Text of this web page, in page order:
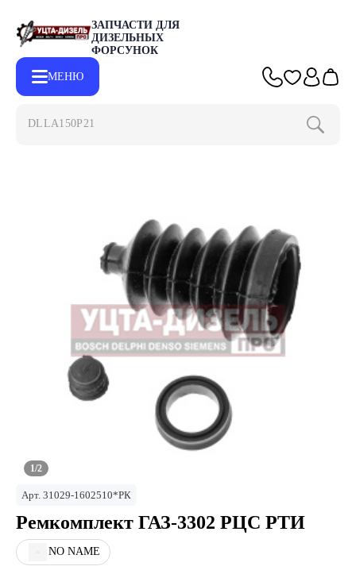
ЗАПЧАСТИ ДЛЯ
ДИЗЕЛЬНЫХ
ФОРСУНОК
МЕНЮ
DLLA150P2153
1/2
Арт. 31029-1602510*РК
Ремкомплект ГАЗ-3302 РЦС РТИ
NO NAME